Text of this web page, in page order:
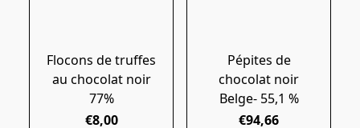
Flocons de truffes
au chocolat noir
77%
€8,00
Pépites de
chocolat noir
Belge- 55,1 %
€94,66